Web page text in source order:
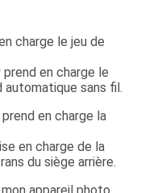
charge le jeu de
en charge le
automatique sans fil.
en charge la
en charge de la
du siège arrière.